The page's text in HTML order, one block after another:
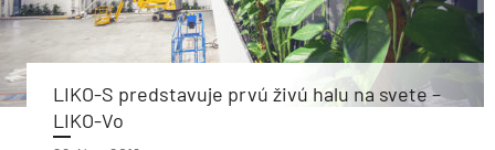
LIKO-S predstavuje prvú živú halu na svete –
LIKO-Vo